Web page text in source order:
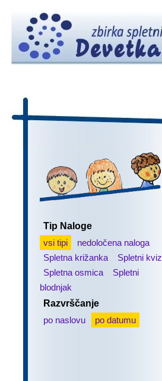
Tip Naloge
vsi tipi
nedoločena naloga
Spletna križanka
Spletni kviz
Spletna osmica
Spletni
blodnjak
Razvrščanje
po naslovu
po datumu